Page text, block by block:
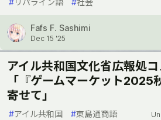
#リパライン語 #社会
Fafs F. Sashimi
Dec 15 '25
アイル共和国文化省広報処コ
「『ゲームマーケット2025
寄せて」
#アイル共和国 #東島通商語